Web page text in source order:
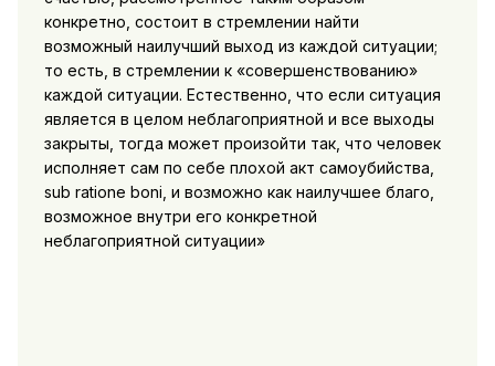
конкретно, состоит в стремлении найти
возможный наилучший выход из каждой ситуации;
то есть, в стремлении к «совершенствованию»
каждой ситуации. Естественно, что если ситуация
является в целом неблагоприятной и все выходы
закрыты, тогда может произойти так, что человек
исполняет сам по себе плохой акт самоубийства,
sub ratione boni, и возможно как наилучшее благо,
возможное внутри его конкретной
неблагоприятной ситуации»